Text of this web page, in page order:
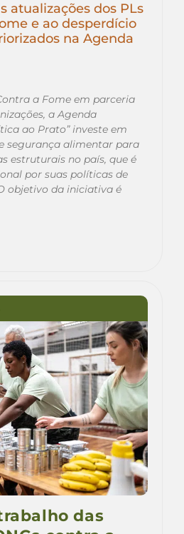
atualizações dos PLs
e ao desperdício
na Agenda
a Fome em parceria
a Agenda
ao Prato” investe em
segurança alimentar para
estruturais no país, que é
por suas políticas de
objetivo da iniciativa é
das